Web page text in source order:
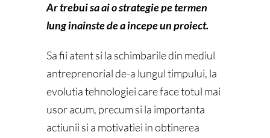
Ar trebui sa ai o strategie pe termen
lung inainste de a incepe un proiect.
Sa fii atent si la schimbarile din mediul
antreprenorial de-a lungul timpului, la
evolutia tehnologiei care face totul mai
usor acum, precum si la importanta
actiunii si a motivatiei in obtinerea